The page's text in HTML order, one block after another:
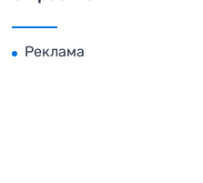
Реклама